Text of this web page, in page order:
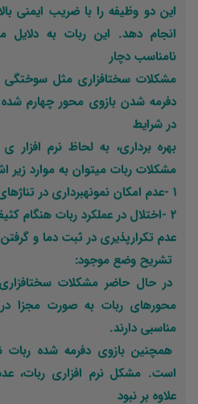
این دو وظیفه را با ضریب ایمنی
انجام دهد. این ربات به دلایل
نامناسب دچار
مشکلات سختافزاری مثل سوختگی
دفرمه شدن بازوی محور چهارم
در شرایط
بهره برداری، به لحاظ نرم
مشکلات ربات میتوان به موارد زیر
1 -عدم امکان نمونهبرداری در تناژهای پایین ذوب،
2 -اختلال در عملکرد ربات هنگام کثیف بودن دریچه سرباره،
عدم تکرارپذیری در ثبت دما و
تشریح وضع موجود:
در حال حاضر مشکلات
محورهای ربات به صورت مجزا
مناسبی دارند.
همچنین بازوی دفرمه شده ربات
است. مشکل نرم افزاری ربات،
علاوه بر نبود